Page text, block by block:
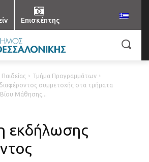
Επισκέπτης
Τμήμα Προγραμμάτων
συμμετοχής στα τμήματα
Μάθησης...
εκδήλωσης